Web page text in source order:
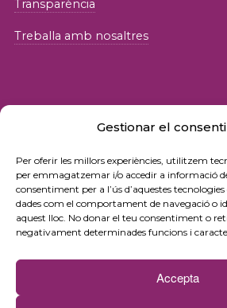
Gestionar el
Per oferir les millors experiències, utilitzem
per emmagatzemar i/o accedir a informació
consentiment per a l’ús d’aquestes
dades com el comportament de navegació o
aquest lloc. No donar el teu consentiment o
negativament determinades funcions i
Accepta
Transparència
Treballa amb nosaltres
© 2026 Fundació iSocial
Política de privacitat
Condicions d’ús
Política de cookies
Contacte